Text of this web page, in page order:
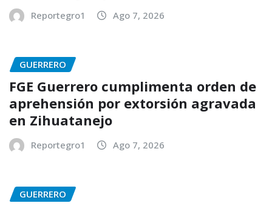
Reportegro1 Ago 7, 2026
GUERRERO
FGE Guerrero cumplimenta orden de
aprehensión por extorsión agravada
en Zihuatanejo
Reportegro1 Ago 7, 2026
GUERRERO